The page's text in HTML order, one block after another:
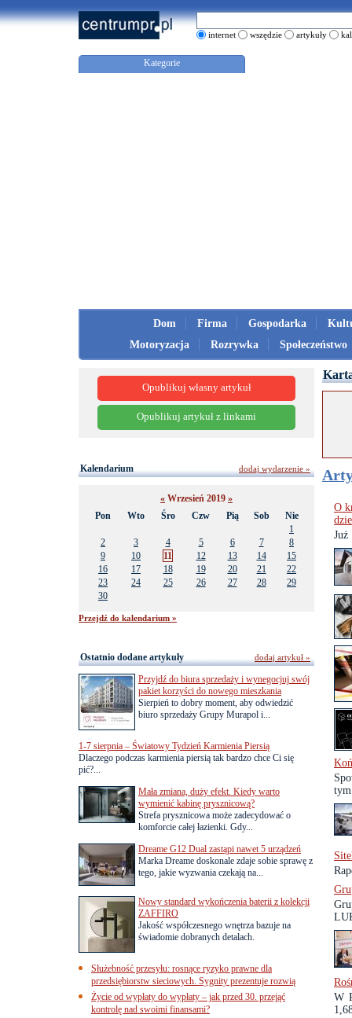
internet wszędzie artykuły
Kategorie
Dom Firma Gospodarka
Motoryzacja
Rozrywka Społeczeństwo
O
Już
W
Opublikuj własny artykuł
Opublikuj artykuł z linkami
Kalendarium
« Wrzesień 2019 »
Pon
Wto Śro Czw Pią Sob
Nie
1
2
3 4 5 6 7
8
9
10 11 12 13 14
15
16
17 18 19 20 21
22
23
24 25 26 27 28
29
30
Przejdź do kalendarium »
dodaj wydarzenie »
Ostatnio dodane artykuły
Przyjdź do biura sprzedaży i wynegocjuj swój
pakiet korzyści do nowego mieszkania
Sierpień to dobry moment, aby odwiedzić
biuro sprzedaży Grupy Murapol i...
1-7 sierpnia – Światowy Tydzień Karmienia Piersią
Dlaczego podczas karmienia piersią tak bardzo chce Ci się
pić?...
Mała zmiana, duży efekt. Kiedy warto
wymienić kabinę prysznicową?
Strefa prysznicowa może zadecydować o
komforcie całej łazienki. Gdy...
Dreame G12 Dual zastąpi nawet 5 urządzeń
Marka Dreame doskonale zdaje sobie sprawę z
tego, jakie wyzwania czekają na...
Nowy standard wykończenia baterii z kolekcji
ZAFFIRO
Jakość współczesnego wnętrza bazuje na
świadomie dobranych detalach.
Służebność przesyłu: rosnące ryzyko prawne dla
przedsiębiorstw sieciowych. Sygnity prezentuje rozwią
Życie od wypłaty do wypłaty – jak przed 30. przejąć
kontrolę nad swoimi finansami?
dodaj artykuł »